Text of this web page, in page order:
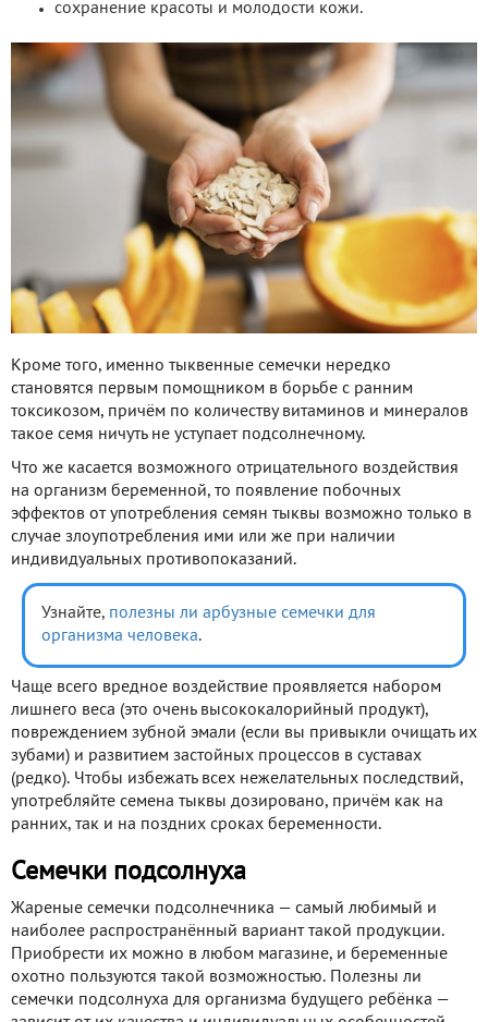
сохранение красоты и молодости кожи.
Кроме того, именно тыквенные семечки нередко
становятся первым помощником в борьбе с ранним
токсикозом, причём по количеству витаминов и минералов
такое семя ничуть не уступает подсолнечному.
Что же касается возможного отрицательного воздействия
на организм беременной, то появление побочных
эффектов от употребления семян тыквы возможно только в
случае злоупотребления ими или же при наличии
индивидуальных противопоказаний.
Узнайте, полезны ли арбузные семечки для
организма человека.
Чаще всего вредное воздействие проявляется набором
лишнего веса (это очень высококалорийный продукт),
повреждением зубной эмали (если вы привыкли очищать их
зубами) и развитием застойных процессов в суставах
(редко). Чтобы избежать всех нежелательных последствий,
употребляйте семена тыквы дозировано, причём как на
ранних, так и на поздних сроках беременности.
Семечки подсолнуха
Жареные семечки подсолнечника — самый любимый и
наиболее распространённый вариант такой продукции.
Приобрести их можно в любом магазине, и беременные
охотно пользуются такой возможностью. Полезны ли
семечки подсолнуха для организма будущего ребёнка —